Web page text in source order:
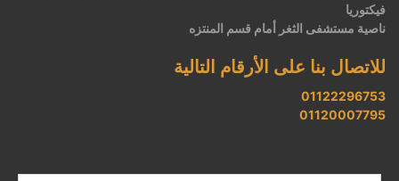
فيكتوريا
ناصية مستشفى الثغر أمام قسم المنتزه
للاتصال بنا على الأرقام التالية
01122296753
01120007795